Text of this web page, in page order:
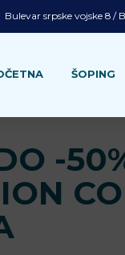
Bulevar srpske vojske 8 /
ŠOPING
-